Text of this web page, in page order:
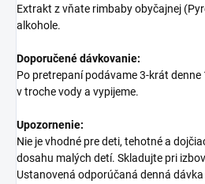
Extrakt z vňate rimbaby obyčajnej
alkohole.
Doporučené dávkovanie:
Po pretrepaní podávame 3-krát
v troche vody a vypijeme.
Upozornenie:
Nie je vhodné pre deti, tehotné a
dosahu malých detí. Skladujte pri
Ustanovená odporúčaná denná